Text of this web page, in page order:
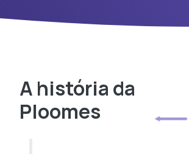
A história da
Ploomes